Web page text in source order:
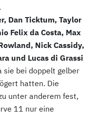
Dan Ticktum, Taylor
Felix da Costa, Max
Nick Cassidy,
und Lucas di Grassi
sie bei doppelt gelber
hatten. Die
unter anderem fest,
11 nur eine